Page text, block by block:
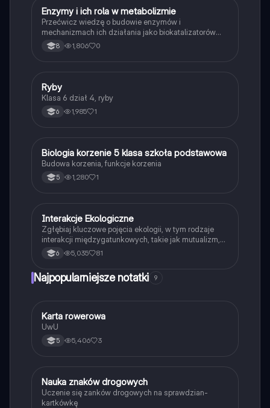
EBiologia
Enzymy i ich rola w metabolizmie
Przećwicz wiedzę o budowie enzymów i
mechanizmach ich działania jako biokatalizatorów
przyspieszających reakcje.
8 1,806 0
RBiologia
Ryby
Klasa 6 dział 4, ryby
6 1,985 1
BBiologia
Biologia korzenie 5 klasa szkoła podstawowa
Budowa korzenia, funkcje korzenia
5 1,280 1
Biologia
Interakcje Ekologiczne
Zgłębiaj kluczowe pojęcia ekologii, w tym rodzaje
interakcji międzygatunkowych, takie jak mutualizm,
komensalizm, drapieżnictwo i pasożytnictwo.
Dowiedz się o strukturze populacji, ekosystemach
studentów biologii i ekologii. Typ: podsumowanie.
6 5,035 81
Najpopularniejsze notatki 9
KTechnika
Karta rowerowa
UwU
5 5,406 3
NTechnika
Nauka znaków drogowych
Uczenie się zanków drogowych na sprawdzian-
kartkówkę